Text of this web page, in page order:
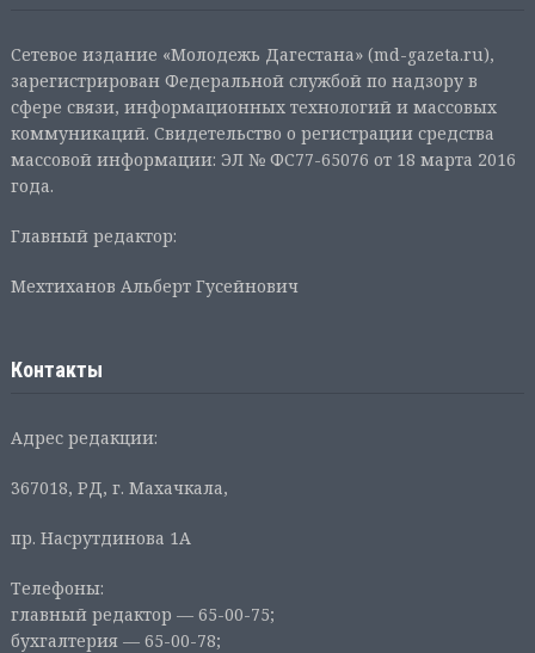
Сетевое издание «Молодежь Дагестана» (md-gazeta.ru),
зарегистрирован Федеральной службой по надзору в
сфере связи, информационных технологий и массовых
коммуникаций. Свидетельство о регистрации средства
массовой информации: ЭЛ № ФС77-65076 от 18 марта 2016
года.
Главный редактор:
Мехтиханов Альберт Гусейнович
Контакты
Адрес редакции:
367018, РД, г. Махачкала,
пр. Насрутдинова 1А
Телефоны:
главный редактор — 65-00-75;
бухгалтерия — 65-00-78;